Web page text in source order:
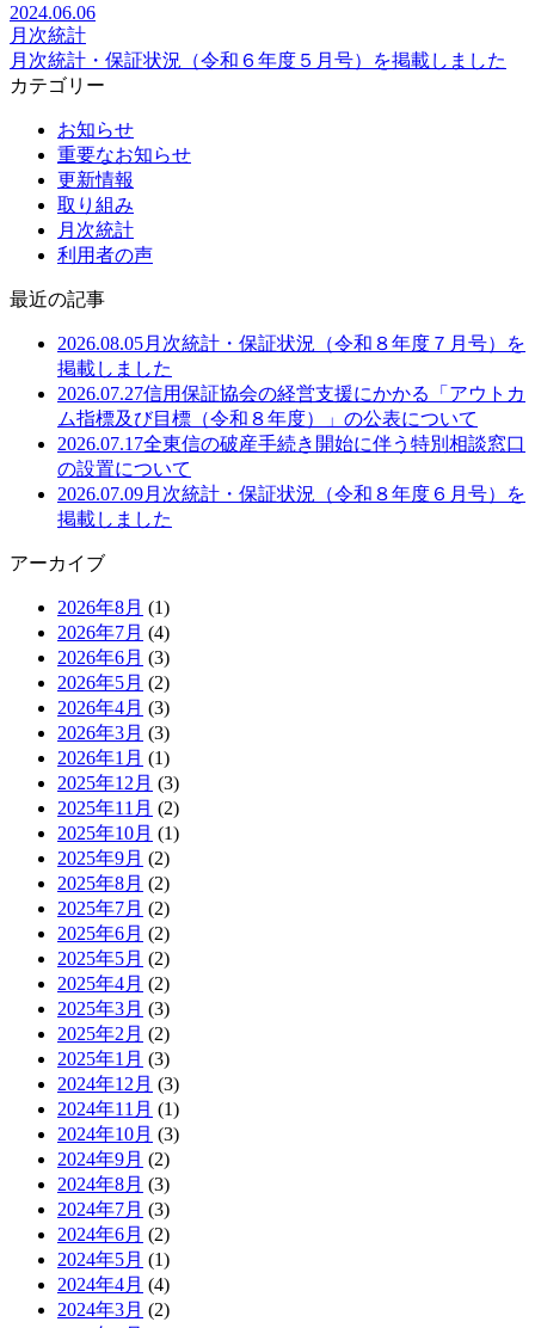
2024.06.06
月次統計
月次統計・保証状況（令和６年度５月号）を掲載しました
カテゴリー
お知らせ
重要なお知らせ
更新情報
取り組み
月次統計
利用者の声
最近の記事
2026.08.05月次統計・保証状況（令和８年度７月号）を
掲載しました
2026.07.27信用保証協会の経営支援にかかる「アウトカ
ム指標及び目標（令和８年度）」の公表について
2026.07.17全東信の破産手続き開始に伴う特別相談窓口
の設置について
2026.07.09月次統計・保証状況（令和８年度６月号）を
掲載しました
アーカイブ
2026年8月 (1)
2026年7月 (4)
2026年6月 (3)
2026年5月 (2)
2026年4月 (3)
2026年3月 (3)
2026年1月 (1)
2025年12月 (3)
2025年11月 (2)
2025年10月 (1)
2025年9月 (2)
2025年8月 (2)
2025年7月 (2)
2025年6月 (2)
2025年5月 (2)
2025年4月 (2)
2025年3月 (3)
2025年2月 (2)
2025年1月 (3)
2024年12月 (3)
2024年11月 (1)
2024年10月 (3)
2024年9月 (2)
2024年8月 (3)
2024年7月 (3)
2024年6月 (2)
2024年5月 (1)
2024年4月 (4)
2024年3月 (2)